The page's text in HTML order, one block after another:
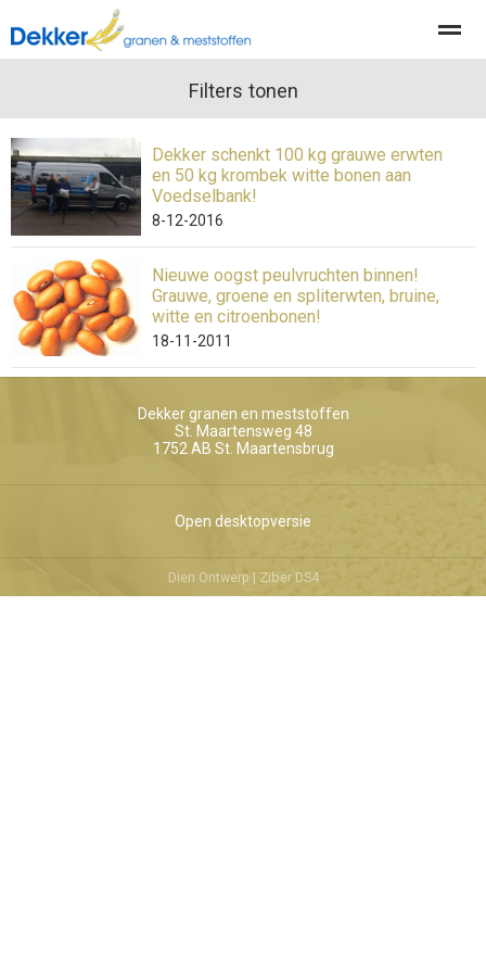
Actueel Organisatie
Home Nieuws Locatie Contact
Filters tonen
Dekker schenkt 100 kg grauwe erwten
en 50 kg krombek witte bonen aan
Voedselbank!
8-12-2016
Nieuwe oogst peulvruchten binnen!
Grauwe, groene en spliterwten, bruine,
witte en citroenbonen!
18-11-2011
Dekker granen en meststoffen
St. Maartensweg 48
1752 AB St. Maartensbrug
Open desktopversie
Dien Ontwerp | Ziber DS4